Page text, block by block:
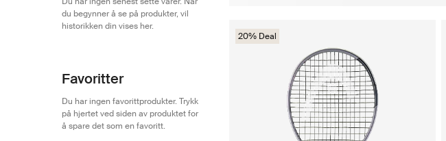
du begynner å se på produkter, vil
historikken din vises her.
Favoritter
Du har ingen favorittprodukter. Trykk
på hjertet ved siden av produktet for
å spare det som en favoritt.
20% Deal